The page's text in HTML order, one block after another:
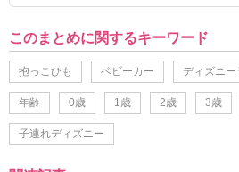
このまとめに関するキーワード
抱っこひも ベビーカー ディズニー
年齢 0歳 1歳 2歳 3歳
子連れディズニー